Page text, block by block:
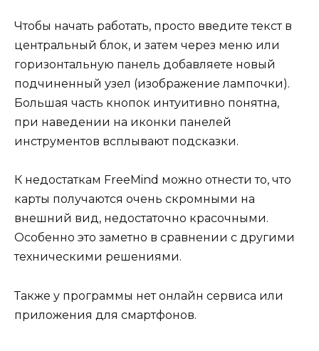
Чтобы начать работать, просто введите текст в
центральный блок, и затем через меню или
горизонтальную панель добавляете новый
подчиненный узел (изображение лампочки).
Большая часть кнопок интуитивно понятна,
при наведении на иконки панелей
инструментов всплывают подсказки.
К недостаткам FreeMind можно отнести то, что
карты получаются очень скромными на
внешний вид, недостаточно красочными.
Особенно это заметно в сравнении с другими
техническими решениями.
Также у программы нет онлайн сервиса или
приложения для смартфонов.